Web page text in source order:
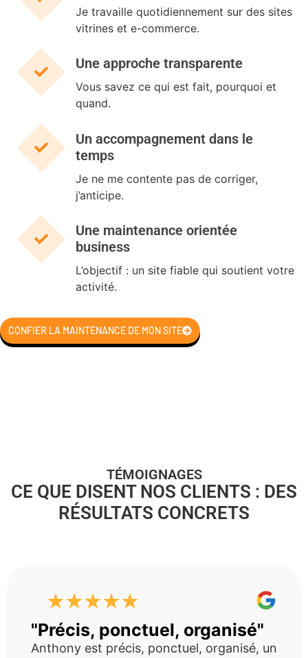
Je travaille quotidiennement sur des sites
vitrines et e-commerce.
Une approche transparente
Vous savez ce qui est fait, pourquoi et
quand.
Un accompagnement dans le
temps
Je ne me contente pas de corriger,
j’anticipe.
Une maintenance orientée
business
L’objectif : un site fiable qui soutient votre
activité.
CONFIER LA MAINTENANCE DE MON SITE
TÉMOIGNAGES
CE QUE DISENT NOS CLIENTS : DES
RÉSULTATS CONCRETS
"Précis, ponctuel, organisé"
Anthony est précis, ponctuel, organisé, un